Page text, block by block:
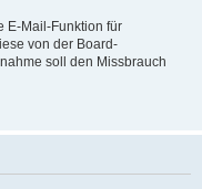
E-Mail-Funktion für
von der Board-
soll den Missbrauch